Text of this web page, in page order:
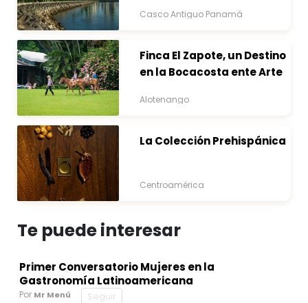
Casco Antiguo Panamá
Finca El Zapote, un Destino
en la Bocacosta ente Arte
Alotenango
La Colección Prehispánica
Centroamérica
Te puede interesar
Primer Conversatorio Mujeres en la
Gastronomía Latinoamericana
Por Mr Menú Seguir